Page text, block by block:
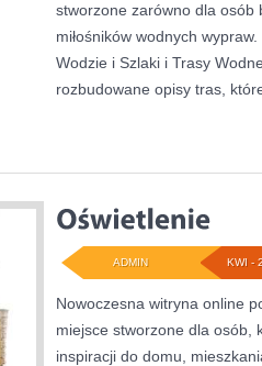
stworzone zarówno dla osób
miłośników wodnych
Wodzie i Szlaki i Trasy
rozbudowane opisy tras,
KWI -
ADMIN
Nowoczesna witryna online
miejsce stworzone dla osób,
inspiracji do domu,